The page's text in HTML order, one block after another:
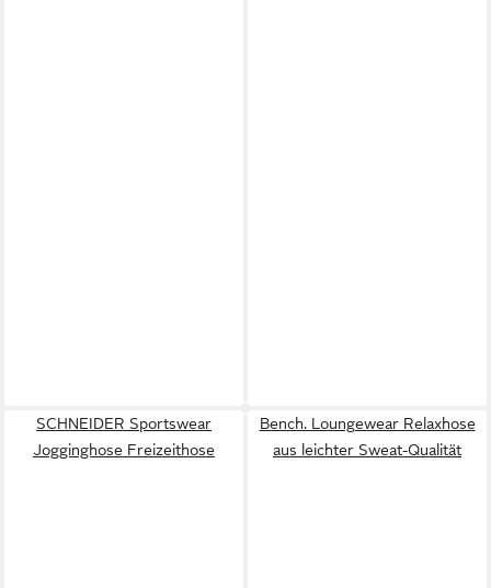
SCHNEIDER Sportswear
Jogginghose Freizeithose
Bench. Loungewear Relaxhose
aus leichter Sweat-Qualität